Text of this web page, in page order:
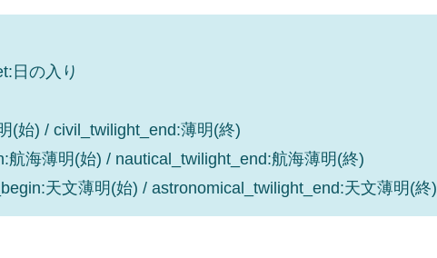
日の入り
(始) / civil_twilight_end:薄明(終)
航海薄明(始) / nautical_twilight_end:航海薄明(終)
天文薄明(始) / astronomical_twilight_end:天文薄明(終)